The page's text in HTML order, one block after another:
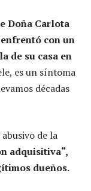
Doña Carlota
con un
de su casa en
es un síntoma
décadas
de la
adquisitiva“,
dueños.